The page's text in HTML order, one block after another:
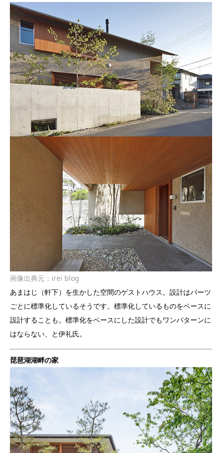
画像出典元： irei blog
あまはじ（軒下）を生かした空間のゲストハウス。設計はパーツ
ごとに標準化しているそうです。標準化しているものをベースに
設計することも。標準化をベースにした設計でもワンパターンに
はならない、と伊礼氏。
琵琶湖湖畔の家